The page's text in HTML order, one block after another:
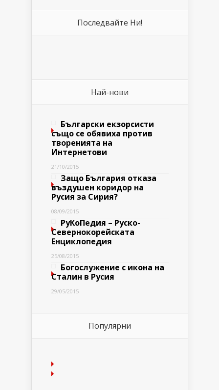
Последвайте Ни!
Най-нови
Български екзорсисти
също се обявиха против
творенията на
Интернетови
21/10/2015
Защо България отказа
въздушен коридор на
Русия за Сирия?
08/09/2015
РуКоПедия – Руско-
Севернокорейската
Енциклопедия
25/08/2015
Богослужение с икона на
Сталин в Русия
29/05/2015
Популярни